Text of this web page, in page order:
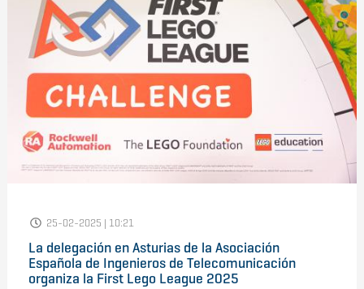
25-02-2025 | 10:21
La delegación en Asturias de la Asociación
Española de Ingenieros de Telecomunicación
organiza la First Lego League 2025